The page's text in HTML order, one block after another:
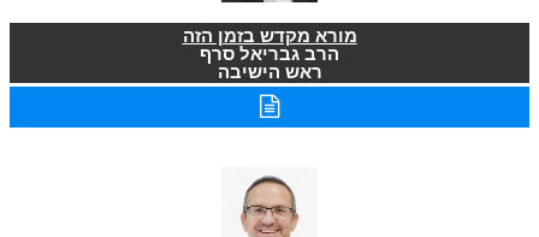
מורא מקדש בזמן הזה
הרב גבריאל סרף
ראש הישיבה